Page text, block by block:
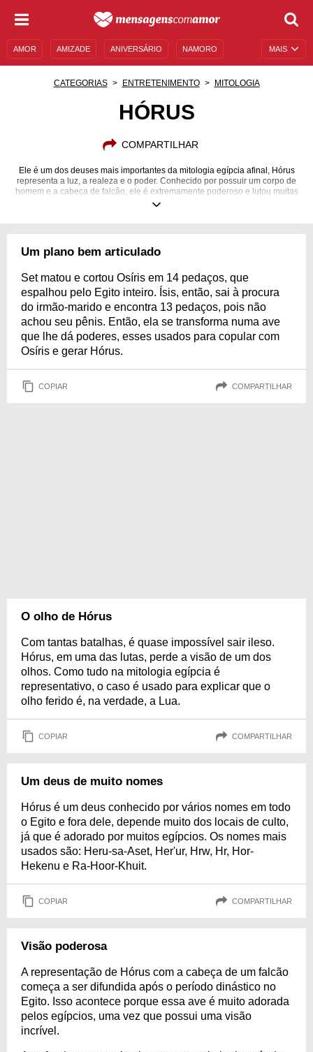
MAIS
AMOR AMIZADE ANIVERSÁRIO NAMORO
AUTOAJUDA
CATEGORIAS ENTRETENIMENTO MITOLOGIA
HÓRUS
COMPARTILHAR
Ele é um dos deuses mais importantes da mitologia egípcia afinal, Hórus
representa a luz, a realeza e o poder. Conhecido por possuir um corpo de
homem e a cabeça de falcão, ele é extremamente poderoso e lutou muitas
batalhas. Encontre aqui mais sobre sua história, características e
Um plano bem articulado
Set matou e cortou Osíris em 14 pedaços, que
espalhou pelo Egito inteiro. Ísis, então, sai à procura
do irmão-marido e encontra 13 pedaços, pois não
achou seu pênis. Então, ela se transforma numa ave
que lhe dá poderes, esses usados para copular com
Osíris e gerar Hórus.
COPIAR COMPARTILHAR
O olho de Hórus
Com tantas batalhas, é quase impossível sair ileso.
Hórus, em uma das lutas, perde a visão de um dos
olhos. Como tudo na mitologia egípcia é
representativo, o caso é usado para explicar que o
olho ferido é, na verdade, a Lua.
COPIAR COMPARTILHAR
Um deus de muito nomes
Hórus é um deus conhecido por vários nomes em todo
o Egito e fora dele, depende muito dos locais de culto,
já que é adorado por muitos egípcios. Os nomes mais
usados são: Heru-sa-Aset, Her'ur, Hrw, Hr, Hor-
Hekenu e Ra-Hoor-Khuit.
COPIAR COMPARTILHAR
Visão poderosa
A representação de Hórus com a cabeça de um falcão
começa a ser difundida após o período dinástico no
Egito. Isso acontece porque essa ave é muito adorada
pelos egípcios, uma vez que possui uma visão
incrível.